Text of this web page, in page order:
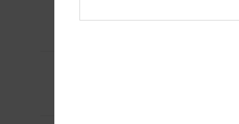
Mostra originale - Deutsch